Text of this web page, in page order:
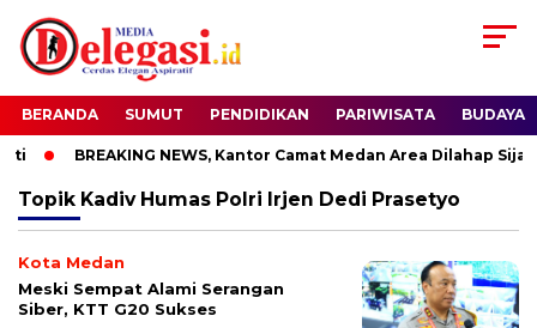
BERANDA SUMUT PENDIDIKAN PARIWISATA BUDAYA
BREAKING NEWS, Kantor Camat Medan Area Dilahap
Topik Kadiv Humas Polri Irjen Dedi Prasetyo
Kota Medan
Meski Sempat Alami Serangan
Siber, KTT G20 Sukses